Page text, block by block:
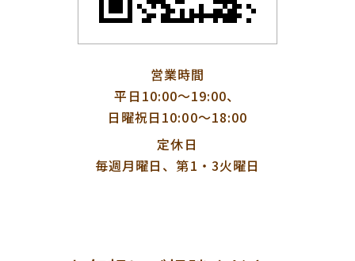
営業時間
平日10:00〜19:00、
日曜祝日10:00〜18:00
定休日
毎週月曜日、第1・3火曜日